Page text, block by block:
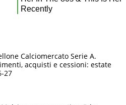
Calciomercato Serie A.
acquisti e cessioni: estate
27